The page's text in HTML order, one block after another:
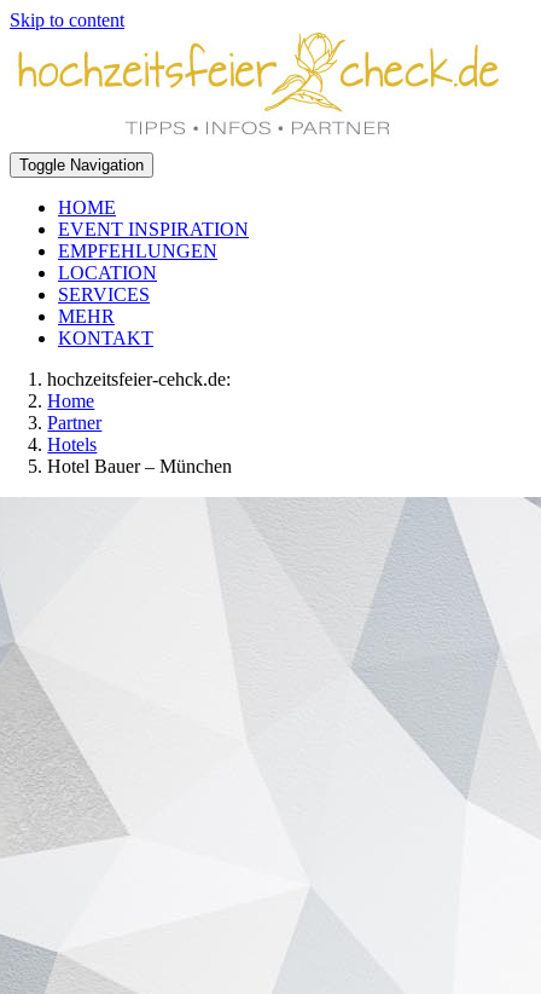
Skip to content
Toggle Navigation
HOME
EVENT INSPIRATION
EMPFEHLUNGEN
LOCATION
SERVICES
MEHR
KONTAKT
hochzeitsfeier-cehck.de:
Home
Partner
Hotels
Hotel Bauer – München